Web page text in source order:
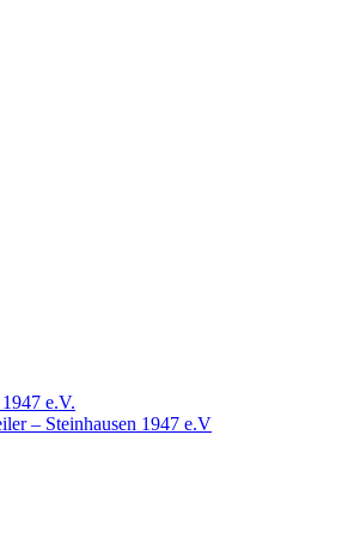
e.V.
– Steinhausen 1947 e.V